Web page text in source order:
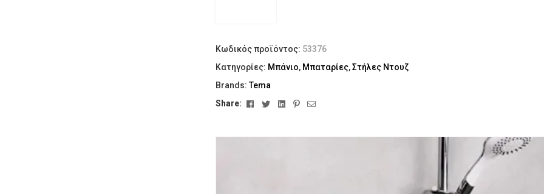
Κωδικός προϊόντος: 53376
Κατηγορίες: Μπάνιο, Μπαταρίες,Στήλες Ντουζ
Brands:Tema
Share:
FacebookTwitterLinkedinPinterest
Email